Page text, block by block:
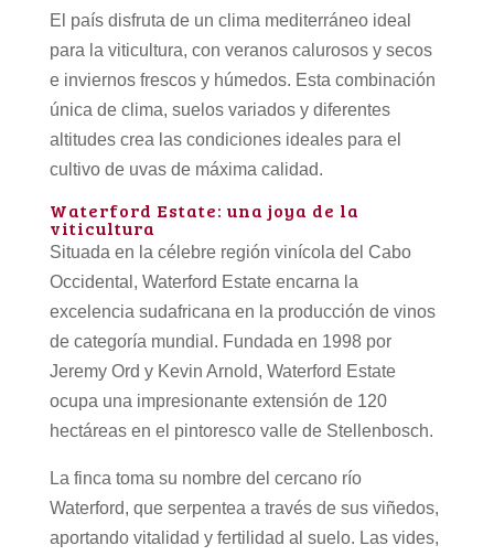
El país disfruta de un clima mediterráneo ideal
para la viticultura, con veranos calurosos y secos
e inviernos frescos y húmedos. Esta combinación
única de clima, suelos variados y diferentes
altitudes crea las condiciones ideales para el
cultivo de uvas de máxima calidad.
Waterford Estate: una joya de la
viticultura
Situada en la célebre región vinícola del Cabo
Occidental, Waterford Estate encarna la
excelencia sudafricana en la producción de vinos
de categoría mundial. Fundada en 1998 por
Jeremy Ord y Kevin Arnold, Waterford Estate
ocupa una impresionante extensión de 120
hectáreas en el pintoresco valle de Stellenbosch.
La finca toma su nombre del cercano río
Waterford, que serpentea a través de sus viñedos,
aportando vitalidad y fertilidad al suelo. Las vides,